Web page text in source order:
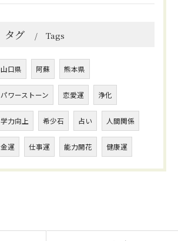
タグ Tags
山口県 阿蘇 熊本県
パワーストーン 恋愛運 浄化
学力向上 希少石 占い 人間関係
金運 仕事運 能力開花 健康運